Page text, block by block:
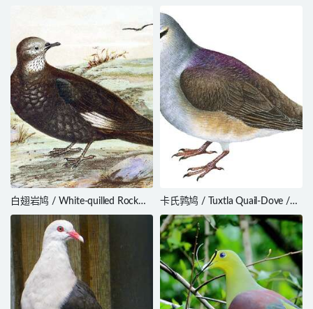
白翅岩鸠 / White-quilled Rock
Pigeon / Petrophassa albipennis
卡氏鹑鸠 / Tuxtla Quail-Dove /
Zentrygon carrikeri